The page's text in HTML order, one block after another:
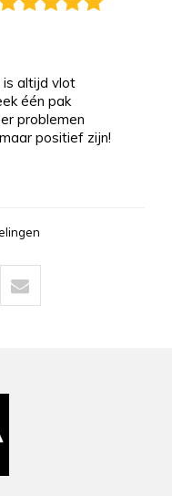
is altijd vlot
één pak
problemen
positief zijn!
tijdens als na
en
hielp om deze